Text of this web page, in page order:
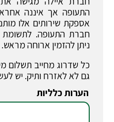
התעופה אך איננה
אספקת שירותים אלו
חברת התעופה.
ניתן להזמין ארוחה מראש.
כל שדרוג מחייב תשלום
גם לא לאזרח ותיק. יש
הערות כלליות